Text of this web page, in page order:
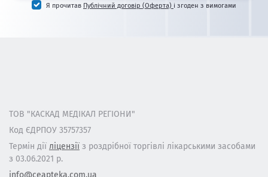
Я прочитав Публічний договір (Оферта) і згоден з вимогами
ТОВ "КАСКАД МЕДІКАЛ РЕГІОНИ"
Код ЄДРПОУ 35757357
Термін дії ліцензії з роздрібної торгівлі лікарськими засобами
з 03.06.2021 р.